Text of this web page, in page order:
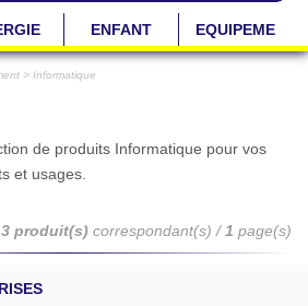
ENFANT EQUIPEMENT
> Informatique
de produits Informatique pour vos
et usages.
3 produit(s) correspondant(s) /1 page(s)